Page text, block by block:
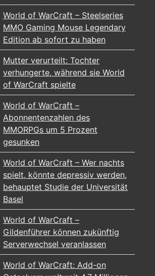
World of WarCraft – Steelseries
MMO Gaming Mouse Legendary
Edition ab sofort zu haben
Mutter verurteilt: Tochter
verhungerte, während sie World
of WarCraft spielte
World of WarCraft –
Abonnentenzahlen des
MMORPGs um 5 Prozent
gesunken
World of WarCraft – Wer nachts
spielt, könnte depressiv werden,
behauptet Studie der Universität
Basel
World of WarCraft –
Gildenführer können zukünftig
Serverwechsel veranlassen
World of WarCraft: Add-on